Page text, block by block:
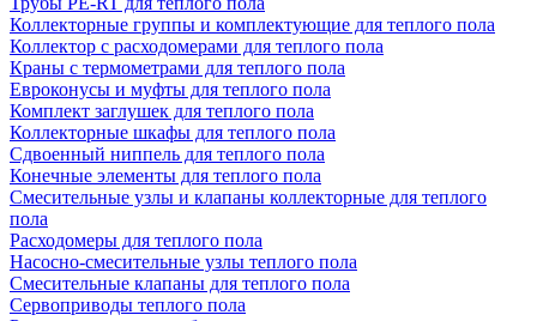
Коллекторные группы и комплектующие для теплого пола
Коллектор с расходомерами для теплого пола
Краны с термометрами для теплого пола
Евроконусы и муфты для теплого пола
Комплект заглушек для теплого пола
Коллекторные шкафы для теплого пола
Сдвоенный ниппель для теплого пола
Конечные элементы для теплого пола
Смесительные узлы и клапаны коллекторные для теплого
пола
Расходомеры для теплого пола
Насосно-смесительные узлы теплого пола
Смесительные клапаны для теплого пола
Сервоприводы теплого пола